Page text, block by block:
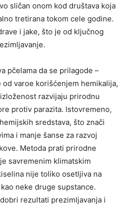
sličan onom kod društava koja
tretirana tokom cele godine.
i jake, što je od ključnog
pčelama da se prilagode –
od varoe korišćenjem hemikalija,
razvijaju prirodnu
protiv parazita. Istovremeno,
sredstava, što znači
i manje šanse za razvoj
Metoda prati prirodne
savremenim klimatskim
nije toliko osetljiva na
neke druge supstance.
rezultati prezimljavanja i